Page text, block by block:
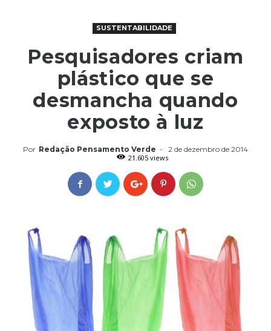
SUSTENTABILIDADE
Pesquisadores criam
plástico que se
desmancha quando
exposto à luz
Por Redação Pensamento Verde -
2 de dezembro de 2014
21.605 views